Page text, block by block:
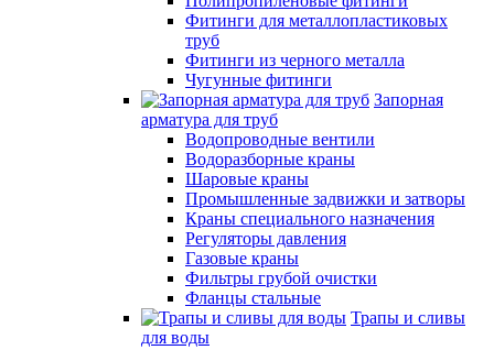
Фитинги для металлопластиковых
труб
Фитинги из черного металла
Чугунные фитинги
Запорная
арматура для труб
Водопроводные вентили
Водоразборные краны
Шаровые краны
Промышленные задвижки и затворы
Краны специального назначения
Регуляторы давления
Газовые краны
Фильтры грубой очистки
Фланцы стальные
Трапы и сливы
для воды